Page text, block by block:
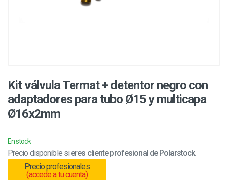
Kit válvula Termat + detentor negro con
adaptadores para tubo Ø15 y multicapa
Ø16x2mm
En stock
Precio disponible si eres cliente profesional de Polarstock.
Precio profesionales
(accede a tu cuenta)